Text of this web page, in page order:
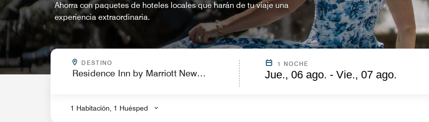
Ahorra con paquetes de hoteles locales que harán de tu viaje una
experiencia extraordinaria.
DESTINO
.
1 NOCHE
Jue., 06 ago. - Vie., 07 ago.
1 Habitación, 1 Huésped